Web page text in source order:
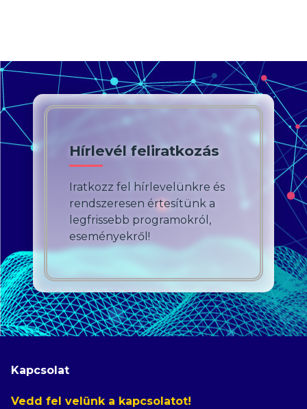
Hírlevél feliratkozás
Iratkozz fel hírlevelünkre és
rendszeresen értesítünk a
legfrissebb programokról,
eseményekről!
Kapcsolat
Vedd fel velünk a kapcsolatot!